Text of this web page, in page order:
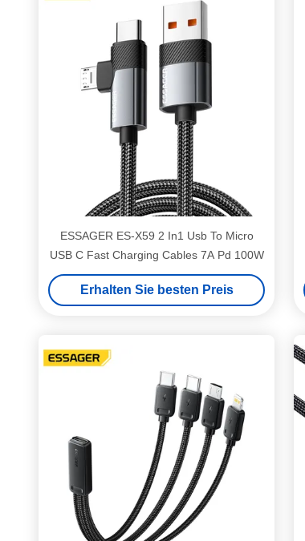
ESSAGER ES-X59 2 In1 Usb To Micro
USB C Fast Charging Cables 7A Pd 100W
Erhalten Sie besten Preis